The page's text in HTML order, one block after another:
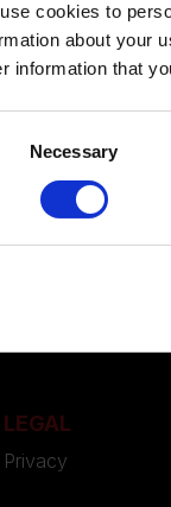
cookies to
about your
information that
Necessary
latte
e derivato
siero viso
figlio e alla ricerca...
LEGAL
Privacy